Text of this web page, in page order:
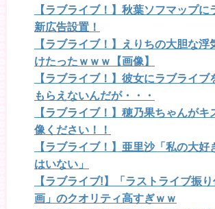
【ラブライブ！】秋葉ソフマップに
新広告設置！
【ラブライブ！】えりちの大胆な浮
けたったｗｗｗ【画像】
【ラブライブ！】彼女にラブライブ
もらえないんだが・・・
【ラブライブ！】穂乃果ちゃんがキ
像ください！！
【ラブライブ！】亜里沙「私の大好
はいない」
【ラブライブ!】「ラストライブ振
画」のクオリティ高すぎｗｗ